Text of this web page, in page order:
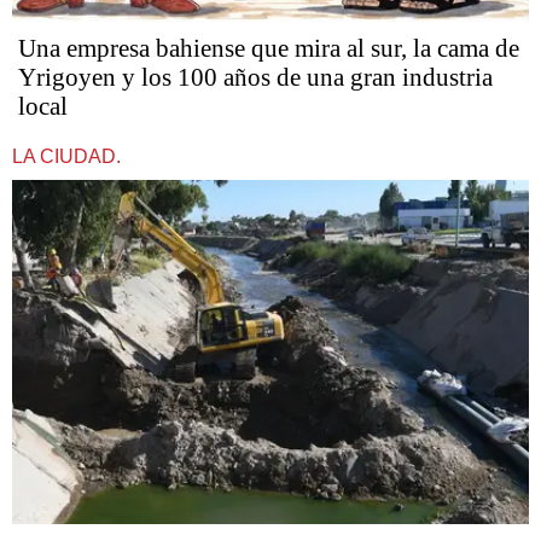
Una empresa bahiense que mira al sur, la cama de
Yrigoyen y los 100 años de una gran industria
local
LA CIUDAD.